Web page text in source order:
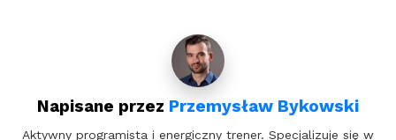
Napisane przez Przemysław Bykowski
Aktywny programista i energiczny trener. Specjalizuje się w